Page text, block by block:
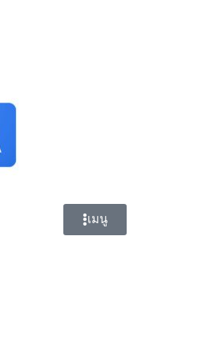
เมนู